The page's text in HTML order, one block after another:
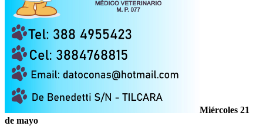
Miércoles 21
de mayo